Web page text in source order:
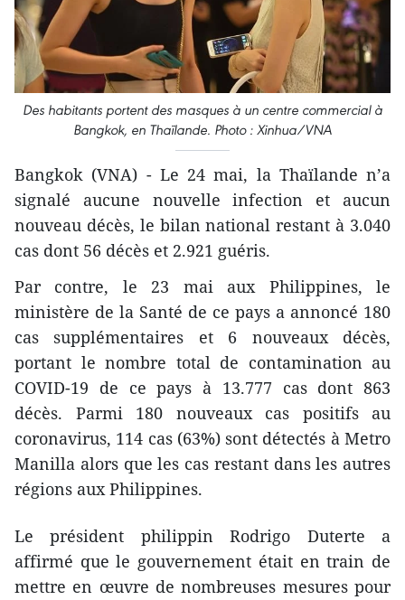
Des habitants portent des masques à un centre commercial à
Bangkok, en Thaïlande. Photo : Xinhua/VNA
Bangkok (VNA) - Le 24 mai, la Thaïlande n’a
signalé aucune nouvelle infection et aucun
nouveau décès, le bilan national restant à 3.040
cas dont 56 décès et 2.921 guéris.
Par contre, le 23 mai aux Philippines, le
ministère de la Santé de ce pays a annoncé 180
cas supplémentaires et 6 nouveaux décès,
portant le nombre total de contamination au
COVID-19 de ce pays à 13.777 cas dont 863
décès. Parmi 180 nouveaux cas positifs au
coronavirus, 114 cas (63%) sont détectés à Metro
Manilla alors que les cas restant dans les autres
régions aux Philippines.
Le président philippin Rodrigo Duterte a
affirmé que le gouvernement était en train de
mettre en œuvre de nombreuses mesures pour